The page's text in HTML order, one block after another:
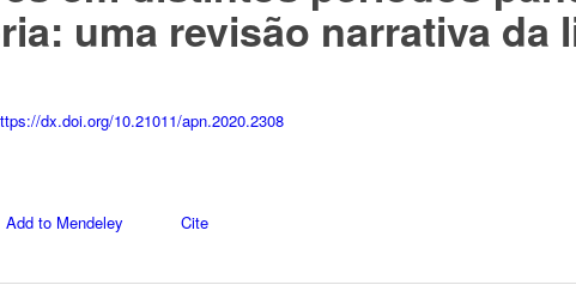
uma revisão narrativa da
dx.doi.org/10.21011/apn.2020.2308
Add to Mendeley Cite